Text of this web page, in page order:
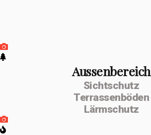
Aussenbereich
Sichtschutz
Terrassenböden
Lärmschutz